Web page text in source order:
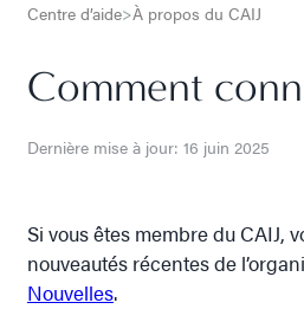
Centre d’aide>À propos du CAIJ
Comment
Dernière mise à jour: 16 juin 2025
Si vous êtes membre du CAIJ,
nouveautés récentes de
Nouvelles.